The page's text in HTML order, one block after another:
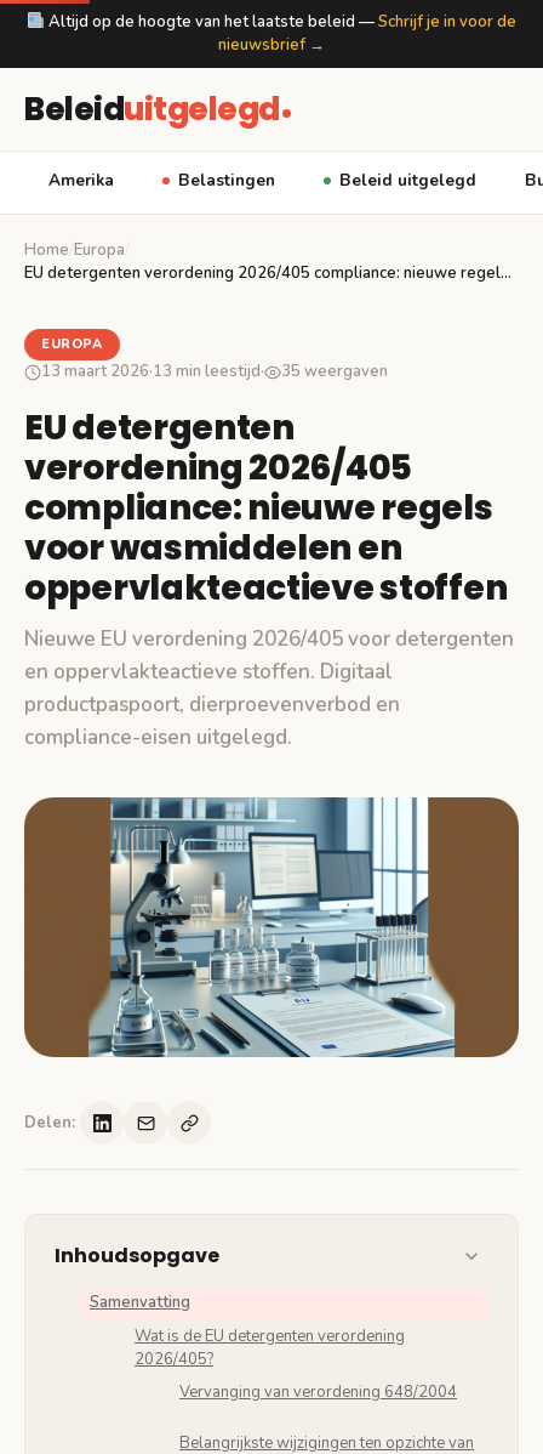
Altijd op de hoogte van het laatste beleid —Schrijf je in voor de
nieuwsbrief →
Beleiduitgelegd
Amerika Belastingen Beleid uitgelegd
Home Europa
EU detergenten verordening 2026/405 compliance: nieuwe regels voor…
EUROPA
13 maart 2026·13 min leestijd· 35 weergaven
EU detergenten
verordening 2026/405
compliance: nieuwe regels
voor wasmiddelen en
oppervlakteactieve stoffen
Nieuwe EU verordening 2026/405 voor detergenten
en oppervlakteactieve stoffen. Digitaal
productpaspoort, dierproevenverbod en
compliance-eisen uitgelegd.
Delen:
Inhoudsopgave
Samenvatting
Wat is de EU detergenten verordening
2026/405?
Vervanging van verordening 648/2004
Belangrijkste wijzigingen ten opzichte van